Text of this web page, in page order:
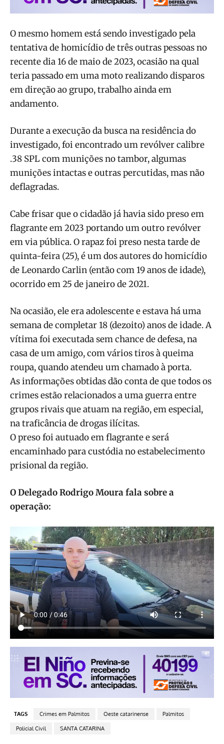
O mesmo homem está sendo investigado pela
tentativa de homicídio de três outras pessoas no
recente dia 16 de maio de 2023, ocasião na qual
teria passado em uma moto realizando disparos
em direção ao grupo, trabalho ainda em
andamento.
Durante a execução da busca na residência do
investigado, foi encontrado um revólver calibre
.38 SPL com munições no tambor, algumas
munições intactas e outras percutidas, mas não
deflagradas.
Cabe frisar que o cidadão já havia sido preso em
flagrante em 2023 portando um outro revólver
em via pública. O rapaz foi preso nesta tarde de
quinta-feira (25), é um dos autores do homicídio
de Leonardo Carlin (então com 19 anos de idade),
ocorrido em 25 de janeiro de 2021.
Na ocasião, ele era adolescente e estava há uma
semana de completar 18 (dezoito) anos de idade. A
vítima foi executada sem chance de defesa, na
casa de um amigo, com vários tiros à queima
roupa, quando atendeu um chamado à porta.
As informações obtidas dão conta de que todos os
crimes estão relacionados a uma guerra entre
grupos rivais que atuam na região, em especial,
na traficância de drogas ilícitas.
O preso foi autuado em flagrante e será
encaminhado para custódia no estabelecimento
prisional da região.
O Delegado Rodrigo Moura fala sobre a
operação:
TAGS Crimes em Palmitos Oeste catarinense Palmitos
Policial Civil SANTA CATARINA